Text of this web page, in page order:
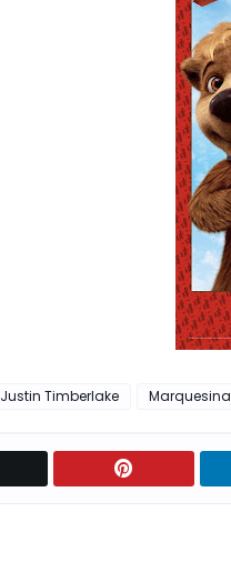
Justin Timberlake Marquesina